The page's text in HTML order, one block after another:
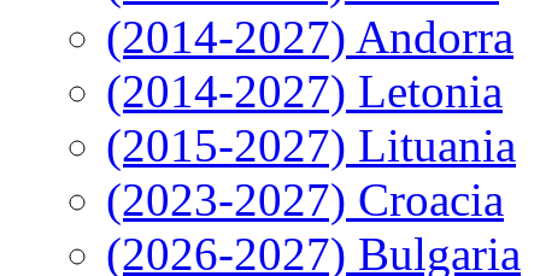
(2014-2027) Andorra
(2014-2027) Letonia
(2015-2027) Lituania
(2023-2027) Croacia
(2026-2027) Bulgaria